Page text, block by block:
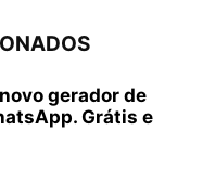
gerador de
Grátis e